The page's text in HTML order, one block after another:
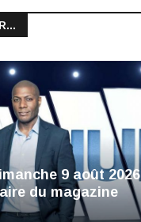
9 août 2026
du magazine